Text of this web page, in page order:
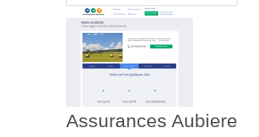
Assurances Aubiere